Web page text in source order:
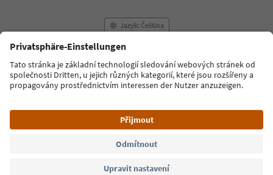
16
17
18
19
21
Jazyk: Čeština
FAQ Kontaktujte nás Tisk
MICE
Zásady ochrany osobních údajů
Podmínky a ujednání
Tiráž
Prohlášení o přístupnosti